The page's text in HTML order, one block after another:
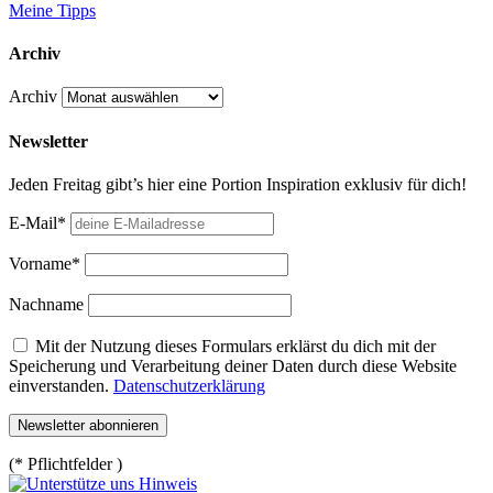
Meine Tipps
Archiv
Archiv
Newsletter
Jeden Freitag gibt’s hier eine Portion Inspiration exklusiv für dich!
E-Mail*
Vorname*
Nachname
Mit der Nutzung dieses Formulars erklärst du dich mit der
Speicherung und Verarbeitung deiner Daten durch diese Website
einverstanden. Datenschutzerklärung
(* Pflichtfelder )